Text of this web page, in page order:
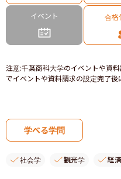
イベント 合格
注意:千葉商科大学のイベントや資
でイベントや資料請求の設定完了後
学べる学問
社会学 観光学 経